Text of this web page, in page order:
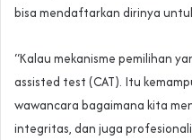
bisa mendaftarkan dirinya
“Kalau mekanisme pemilihan
assisted test (CAT). Itu
wawancara bagaimana kita
integritas, dan juga